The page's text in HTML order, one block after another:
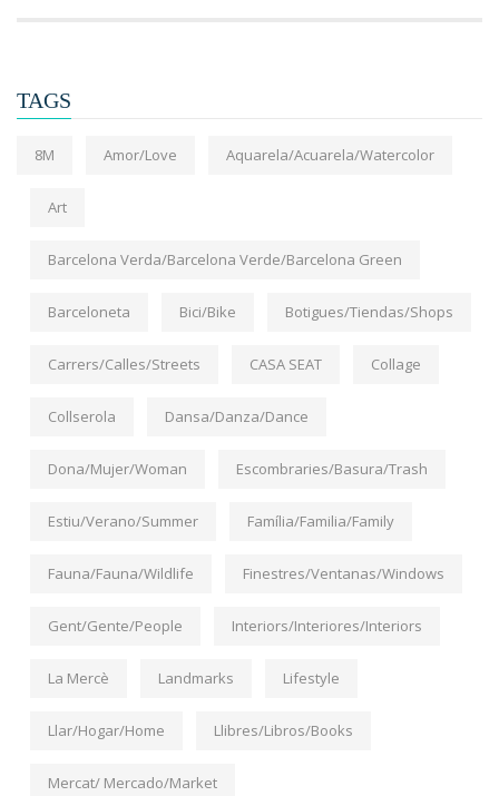
TAGS
8M Amor/Love Aquarela/Acuarela/Watercolor
Art
Barcelona Verda/Barcelona Verde/Barcelona Green
Barceloneta Bici/Bike Botigues/Tiendas/Shops
Carrers/Calles/Streets CASA SEAT Collage
Collserola Dansa/Danza/Dance
Dona/Mujer/Woman Escombraries/Basura/Trash
Estiu/Verano/Summer Família/Familia/Family
Fauna/Fauna/Wildlife Finestres/Ventanas/Windows
Gent/Gente/People Interiors/Interiores/Interiors
La Mercè Landmarks Lifestyle
Llar/Hogar/Home Llibres/Libros/Books
Mercat/ Mercado/Market